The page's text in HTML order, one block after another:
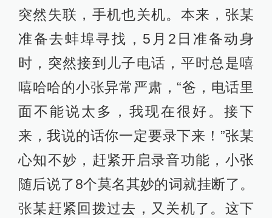
突然失联，手机也关机。本来，张某
准备去蚌埠寻找，5月2日准备动身
时，突然接到儿子电话，平时总是嘻
嘻哈哈的小张异常严肃，“爸，电话里
面不能说太多，我现在很好。接下
来，我说的话你一定要录下来！”张某
心知不妙，赶紧开启录音功能，小张
随后说了8个莫名其妙的词就挂断了。
张某赶紧回拨过去，又关机了。这下